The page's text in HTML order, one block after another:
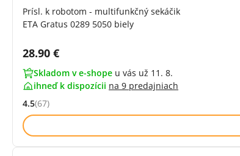
Prísl. k robotom - multifunkčný sekáčik
ETA Gratus 0289 5050 biely
Cena s DPH:
28.90 €
Skladom v e-shope u vás už 11. 8.
ihneď k dispozícii na 9 predajniach
Hodnocení: 4.5 z 5 (67 recenzí)
4.5(67)